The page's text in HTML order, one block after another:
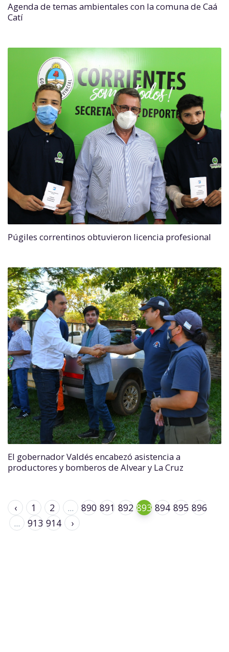
Agenda de temas ambientales con la comuna de Caá
Catí
Púgiles correntinos obtuvieron licencia profesional
El gobernador Valdés encabezó asistencia a
productores y bomberos de Alvear y La Cruz
‹ 1 2 ... 890 891 892 893 894 895 896
...
913 914 ›